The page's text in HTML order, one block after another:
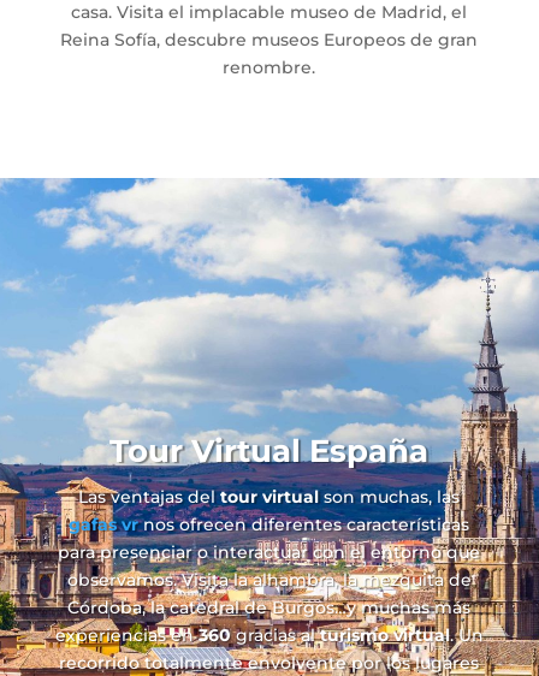
casa. Visita el implacable museo de Madrid, el
Reina Sofía, descubre museos Europeos de gran
renombre.
Tour Virtual España
Las ventajas deltour virtualson muchas, las
gafas vrnos ofrecen diferentes características
para presenciar o interactuar con el entorno que
observamos. Visita la alhambra, la mezquita de
Córdoba, la catedral de Burgos…y muchas más
experiencias en360gracias alturismo virtual. Un
recorrido totalmente envolvente por los lugares